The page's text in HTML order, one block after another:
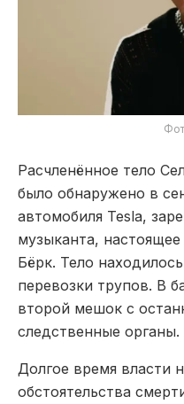
Расчленённое тело
было обнаружено в
автомобиля Tesla,
музыканта,
Бёрк. Тело
перевозки трупов. В
второй мешок с
следственные органы.
Долгое время власти
обстоятельства